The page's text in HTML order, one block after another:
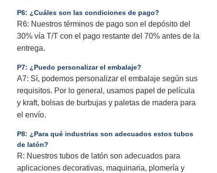
P6: ¿Cuáles son las condiciones de pago?
R6: Nuestros términos de pago son el depósito del
30% vía T/T con el pago restante del 70% antes de la
entrega.
P7: ¿Puedo personalizar el embalaje?
A7: Sí, podemos personalizar el embalaje según sus
requisitos. Por lo general, usamos papel de película
y kraft, bolsas de burbujas y paletas de madera para
el envío.
P8: ¿Para qué industrias son adecuados estos tubos
de latón?
R: Nuestros tubos de latón son adecuados para
aplicaciones decorativas, maquinaria, plomería y